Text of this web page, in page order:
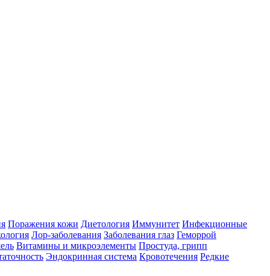
Поражения кожи Диетология Иммунитет Инфекционные
Лор-заболевания Заболевания глаз Геморрой
Витамины и микроэлементы Простуда, грипп
Эндокринная система Кровотечения Редкие